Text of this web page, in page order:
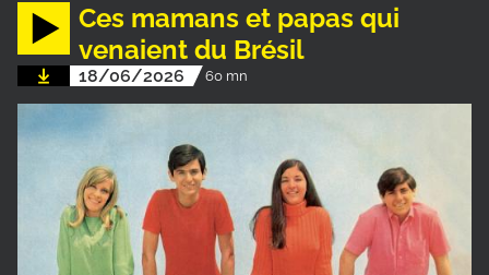
Ces mamans et papas qui
venaient du Brésil
18/06/2026 60 mn